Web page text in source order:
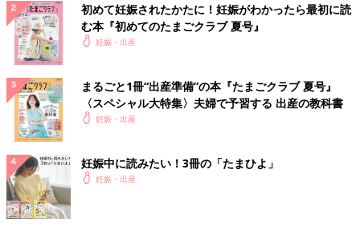
初めて妊娠されたかたに！妊娠がわかったら最初に読
む本『初めてのたまごクラブ 夏号』
妊娠・出産
まるごと1冊“出産準備”の本『たまごクラブ 夏号』
〈スペシャル大特集〉夫婦で予習する 出産の教科書
妊娠・出産
妊娠中に読みたい！3冊の「たまひよ」
妊娠・出産